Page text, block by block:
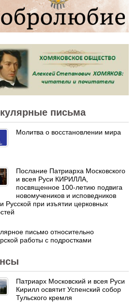
письма
Молитва о восстановлении мира
Послание Патриарха Московского
и всея Руси КИРИЛЛА,
посвященное 100-летию подвига
новомучеников и исповедников
Русской при изъятии церковных
письмо относительно
работы с подростками
Патриарх Московский и всея Руси
Кирилл освятит Успенский собор
Тульского кремля